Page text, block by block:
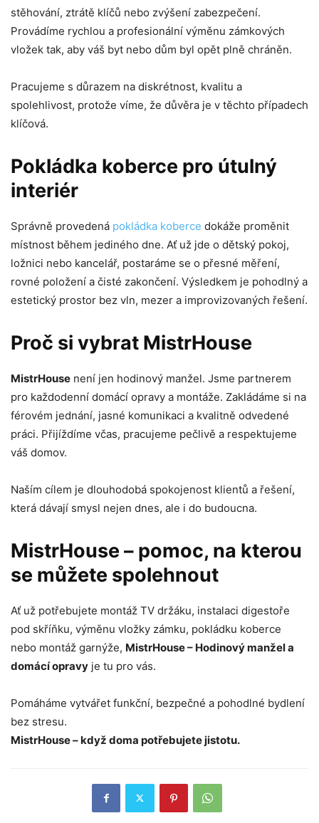
stěhování, ztrátě klíčů nebo zvýšení zabezpečení.
Provádíme rychlou a profesionální výměnu zámkových
vložek tak, aby váš byt nebo dům byl opět plně chráněn.
Pracujeme s důrazem na diskrétnost, kvalitu a
spolehlivost, protože víme, že důvěra je v těchto případech
klíčová.
Pokládka koberce pro útulný
interiér
Správně provedená pokládka koberce dokáže proměnit
místnost během jediného dne. Ať už jde o dětský pokoj,
ložnici nebo kancelář, postaráme se o přesné měření,
rovné položení a čisté zakončení. Výsledkem je pohodlný a
estetický prostor bez vln, mezer a improvizovaných řešení.
Proč si vybrat MistrHouse
MistrHouse není jen hodinový manžel. Jsme partnerem
pro každodenní domácí opravy a montáže. Zakládáme si na
férovém jednání, jasné komunikaci a kvalitně odvedené
práci. Přijíždíme včas, pracujeme pečlivě a respektujeme
váš domov.
Naším cílem je dlouhodobá spokojenost klientů a řešení,
která dávají smysl nejen dnes, ale i do budoucna.
MistrHouse – pomoc, na kterou
se můžete spolehnout
Ať už potřebujete montáž TV držáku, instalaci digestoře
pod skříňku, výměnu vložky zámku, pokládku koberce
nebo montáž garnýže, MistrHouse – Hodinový manžel a
domácí opravy je tu pro vás.
Pomáháme vytvářet funkční, bezpečné a pohodlné bydlení
bez stresu.
MistrHouse – když doma potřebujete jistotu.